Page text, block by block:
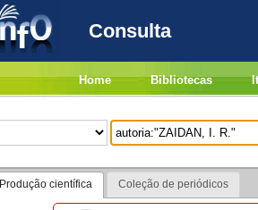
Consulta
Home Bibliotecas
Produção científica Coleção de periódicos